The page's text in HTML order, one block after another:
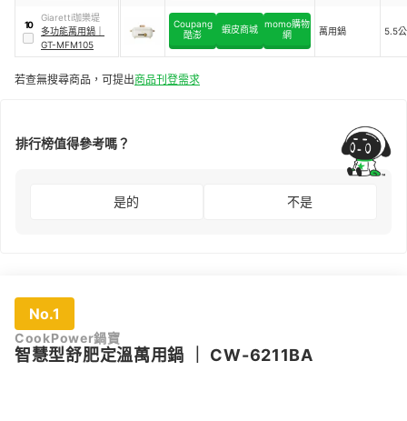
10
Giaretti珈樂堤
多功能萬用鍋
GT-MFM105
Coupang
酷澎
蝦皮商城 momo購物
網
萬用鍋 5.5
若查無搜尋商品，可提出商品刊登需求
排行榜值得參考嗎？
是的 不是
No.1
CookPower鍋寶
智慧型舒肥定溫萬用鍋 CW-6211BA